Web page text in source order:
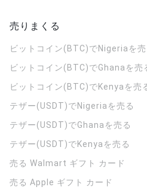
売りまくる
ビットコイン(BTC)でNigeriaを売
ビットコイン(BTC)でGhanaを売
ビットコイン(BTC)でKenyaを売
テザー(USDT)でNigeriaを売る
テザー(USDT)でGhanaを売る
テザー(USDT)でKenyaを売る
売る Walmart ギフト カード
売る Apple ギフト カード